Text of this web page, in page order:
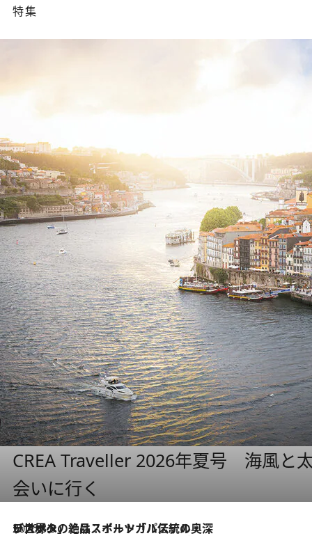
特集
CREA Traveller 2026年夏号 海風と
会いに行く
2026.8.8
リスボンの絶品スイーツ「パステル・デ・ナタ」とは？ポルトガル伝統の奥深い世界へ